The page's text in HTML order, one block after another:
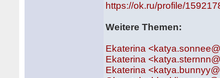
https://ok.ru/profile/
Weitere Themen:
Ekaterina
Ekaterina
Ekaterina